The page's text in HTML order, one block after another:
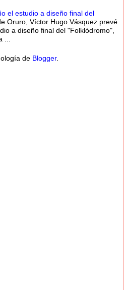
el estudio a diseño final del
Oruro, Víctor Hugo Vásquez prevé
a diseño final del "Folklódromo",
...
de Blogger.